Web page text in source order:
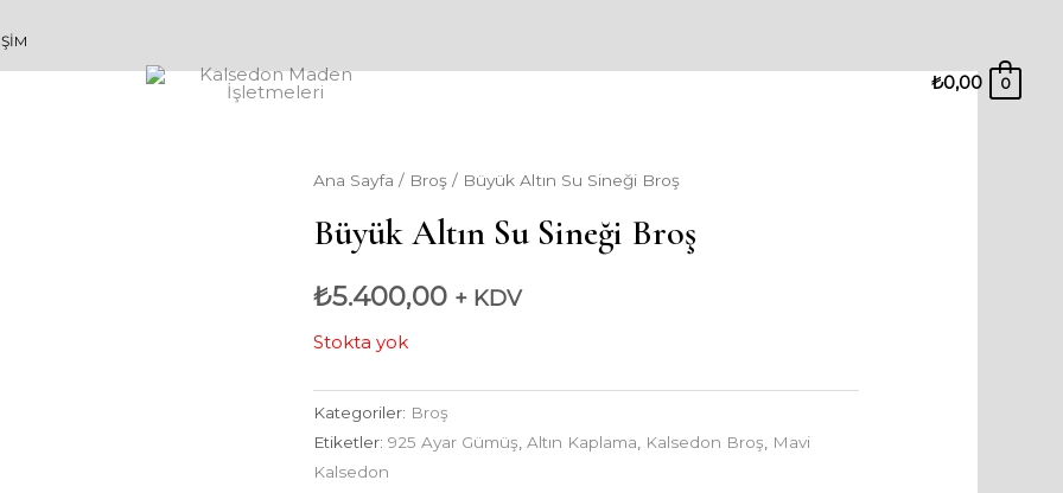
₺0,00 0
Ana Sayfa / Broş / Büyük Altın Su Sineği Broş
Büyük Altın Su Sineği Broş
₺5.400,00 + KDV
Stokta yok
Kategoriler: Broş
Etiketler: 925 Ayar Gümüş, Altın Kaplama, Kalsedon Broş, Mavi
Kalsedon